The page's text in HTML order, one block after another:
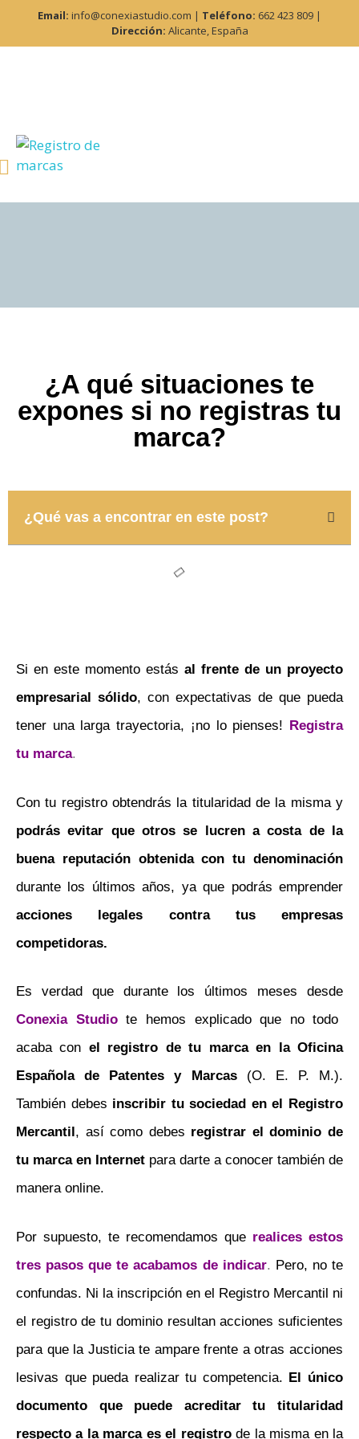
Email: info@conexiastudio.com | Teléfono: 662 423 809 |
Dirección: Alicante, España
¿A qué situaciones te
expones si no registras tu
marca?
¿Qué vas a encontrar en este post?
Si en este momento estás al frente de un proyecto
empresarial sólido, con expectativas de que pueda
tener una larga trayectoria, ¡no lo pienses! Registra
tu marca.
Con tu registro obtendrás la titularidad de la misma y
podrás evitar que otros se lucren a costa de la
buena reputación obtenida con tu denominación
durante los últimos años, ya que podrás emprender
acciones legales contra tus empresas
competidoras.
Es verdad que durante los últimos meses desde
Conexia Studio te hemos explicado que no todo
acaba con el registro de tu marca en la Oficina
Española de Patentes y Marcas(O. E. P. M.).
También debes inscribir tu sociedad en el Registro
Mercantil, así como debes registrar el dominio de
tu marca en Internet para darte a conocer también de
manera online.
Por supuesto, te recomendamos que realices estos
tres pasos que te acabamos de indicar. Pero, no te
confundas. Ni la inscripción en el Registro Mercantil ni
el registro de tu dominio resultan acciones suficientes
para que la Justicia te ampare frente a otras acciones
lesivas que pueda realizar tu competencia. El único
documento que puede acreditar tu titularidad
respecto a la marca es el registrode la misma en la